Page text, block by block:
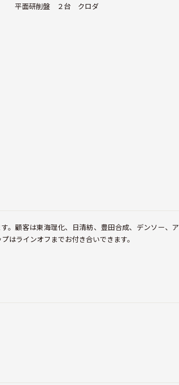
平面研削盤 ２台 クロダ
顧客は東海理化、日清紡、豊田合成、デンソー、
はラインオフまでお付き合いできます。